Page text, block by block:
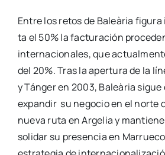
Entre los retos de Baleà­ria
ta el 50% la fac­tu­ra­ción
inter­na­cio­na­les, que
del 20%. Tras la aper­tu­ra de la
y Tán­ger en 2003, Baleà­ria
expan­dir su nego­cio en el nor­te
nue­va ruta en Arge­lia y
so­li­dar su pre­sen­cia en